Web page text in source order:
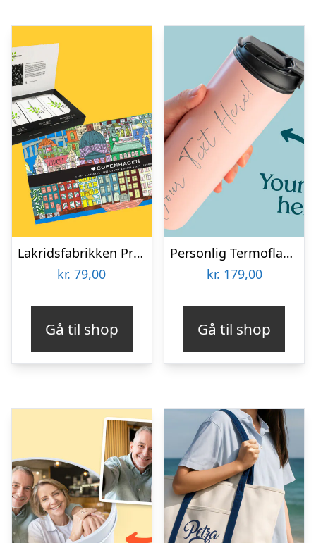
Lakridsfabrikken Premiumlakrids – Copenhagen
kr. 79,00
Gå til shop
Personlig Termoflaske med Sugrør & Tekst – 600 ml
kr. 179,00
Gå til shop